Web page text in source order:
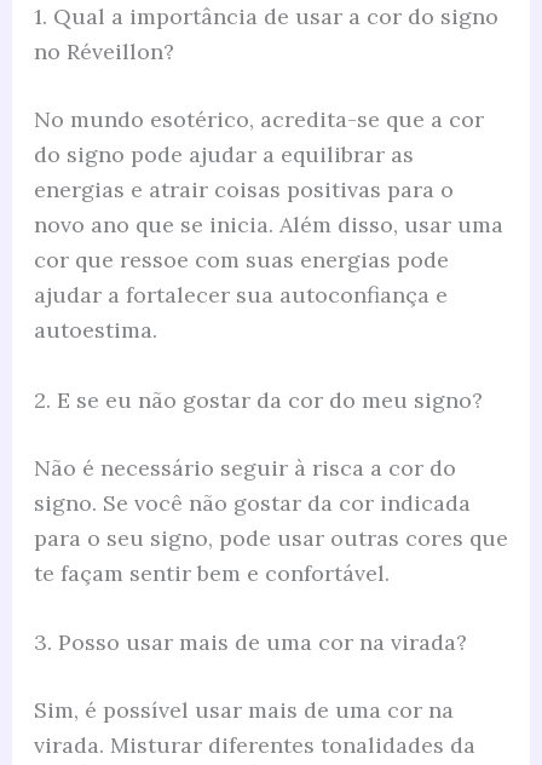
1. Qual a importância de usar a cor do signo
no Réveillon?
No mundo esotérico, acredita-se que a cor
do signo pode ajudar a equilibrar as
energias e atrair coisas positivas para o
novo ano que se inicia. Além disso, usar uma
cor que ressoe com suas energias pode
ajudar a fortalecer sua autoconfiança e
autoestima.
2. E se eu não gostar da cor do meu signo?
Não é necessário seguir à risca a cor do
signo. Se você não gostar da cor indicada
para o seu signo, pode usar outras cores que
te façam sentir bem e confortável.
3. Posso usar mais de uma cor na virada?
Sim, é possível usar mais de uma cor na
virada. Misturar diferentes tonalidades da